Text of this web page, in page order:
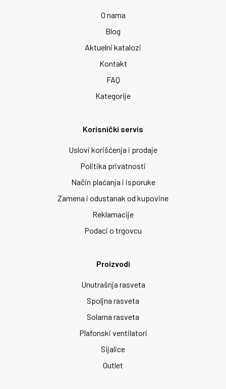
O nama
Blog
Aktuelni katalozi
Kontakt
FAQ
Kategorije
Korisnički servis
Uslovi korišćenja i prodaje
Politika privatnosti
Način plaćanja i isporuke
Zamena i odustanak od kupovine
Reklamacije
Podaci o trgovcu
Proizvodi
Unutrašnja rasveta
Spoljna rasveta
Solarna rasveta
Plafonski ventilatori
Sijalice
Outlet